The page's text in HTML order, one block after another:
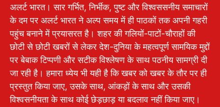
अलर्ट भारत। सार गर्भित, निर्भीक, पुष्ट और विश्वससनीय समाचारों
के दम पर अलर्ट भारत ने अल्प समय में ही पाठकों तक अपनी गहरी
पहुंच बनाने में प्रयासरत है। शहर की गलियों-पाटों-चौराहों की
छोटी से छोटी खबरों से लेकर देश-दुनिया के महत्वपूर्ण सामयिक मुद्दों
पर बेबाक टिप्पणी और सटीक विश्लेषण के साथ पठनीय सामग्री दी
जा रही है। हमारा ध्येय भी यही है कि खबर को खबर के तौर पर ही
प्रस्तुत किया जाए, उसके साथ, आंकड़ों के साथ और उसकी
विश्वसनीयता के साथ कोई छेड़छाड़ या बदलाव नहीं किया जाए।